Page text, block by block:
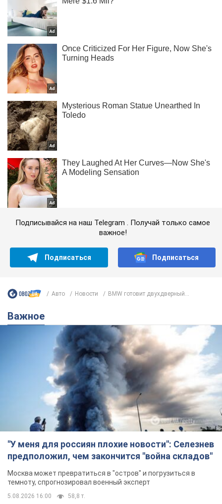
Подписывайся на наш Telegram . Получай только самое
важное!
Подписаться Подписаться
Авто Новости BMW готовит двухдверный...
Важное
"У меня для россиян плохие новости": Селезнев
предположил, чем закончится "война складов"
Москва может превратиться в "остров" и погрузиться в
темноту, спрогнозировал военный эксперт
5.08.2026 16:00 58,8 т.